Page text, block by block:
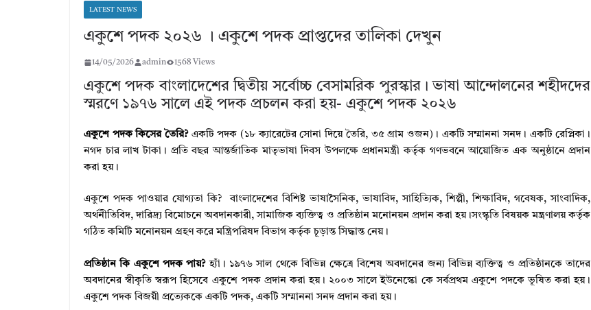
LATEST NEWS
একুশে পদক ২০২৬ । একুশে পদক প্রাপ্তদের তালিকা দেখুন
14/05/2026 admin 1568 Views
একুশে পদক বাংলাদেশের দ্বিতীয় সর্বোচ্চ বেসামরিক পুরস্কার। ভাষা আন্দোলনের শহীদদের
স্মরণে ১৯৭৬ সালে এই পদক প্রচলন করা হয়- একুশে পদক ২০২৬
একুশে পদক কিসের তৈরি?একটি পদক (১৮ ক্যারেটের সোনা দিয়ে তৈরি, ৩৫ গ্রাম ওজন)। একটি সম্মাননা সনদ। একটি রেপ্লিকা।
নগদ চার লাখ টাকা। প্রতি বছর আন্তর্জাতিক মাতৃভাষা দিবস উপলক্ষে প্রধানমন্ত্রী কর্তৃক গণভবনে আয়োজিত এক অনুষ্ঠানে প্রদান
করা হয়।
একুশে পদক পাওয়ার যোগ্যতা কি? বাংলাদেশের বিশিষ্ট ভাষাসৈনিক, ভাষাবিদ, সাহিত্যিক, শিল্পী, শিক্ষাবিদ, গবেষক, সাংবাদিক,
অর্থনীতিবিদ, দারিদ্র্য বিমোচনে অবদানকারী, সামাজিক ব্যক্তিত্ব ও প্রতিষ্ঠান মনোনয়ন প্রদান করা হয়।সংস্কৃতি বিষয়ক মন্ত্রণালয় কর্তৃক
গঠিত কমিটি মনোনয়ন গ্রহণ করে মন্ত্রিপরিষদ বিভাগ কর্তৃক চূড়ান্ত সিদ্ধান্ত নেয়।
প্রতিষ্ঠান কি একুশে পদক পায়?হ্যাঁ। ১৯৭৬ সাল থেকে বিভিন্ন ক্ষেত্রে বিশেষ অবদানের জন্য বিভিন্ন ব্যক্তিত্ব ও প্রতিষ্ঠানকে তাদের
অবদানের স্বীকৃতি স্বরূপ হিসেবে একুশে পদক প্রদান করা হয়। ২০০৩ সালে ইউনেস্কো কে সর্বপ্রথম একুশে পদকে ভূষিত করা হয়।
একুশে পদক বিজয়ী প্রত্যেককে একটি পদক, একটি সম্মাননা সনদ প্রদান করা হয়।